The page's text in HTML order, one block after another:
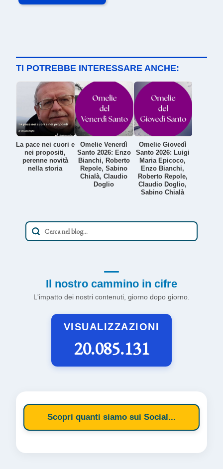
TI POTREBBE INTERESSARE ANCHE:
La pace nei cuori e
nei propositi,
perenne novità
nella storia
Omelie Venerdì
Santo 2026: Enzo
Bianchi, Roberto
Repole, Sabino
Chialà, Claudio
Doglio
Omelie Giovedì
Santo 2026: Luigi
Maria Epicoco,
Enzo Bianchi,
Roberto Repole,
Claudio Doglio,
Sabino Chialà
Il nostro cammino in cifre
L'impatto dei nostri contenuti, giorno dopo giorno.
VISUALIZZAZIONI
20.085.131
Scopri quanti siamo sui Social...